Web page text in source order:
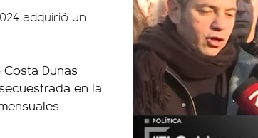
adquirió un
Dunas
en la